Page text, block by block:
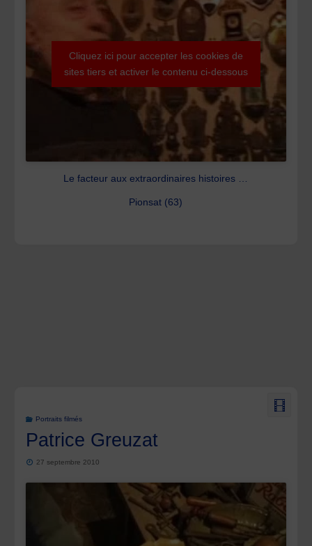
Cliquez ici pour accepter les cookies de
sites tiers et activer le contenu ci-dessous
Le facteur aux extraordinaires histoires …
Pionsat (63)
Portraits filmés
Patrice Greuzat
27 septembre 2010